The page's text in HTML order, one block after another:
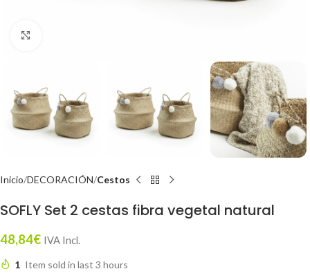
Inicio DECORACIÓN Cestos
SOFLY Set 2 cestas fibra vegetal natural
48,84€ IVA Incl.
1 Item sold in last 3 hours